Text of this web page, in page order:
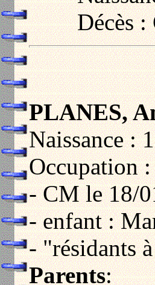
Décès :
PLANES,
Naissance :
Occupation
- CM le 18/
- enfant :
- "résidants
Parents: